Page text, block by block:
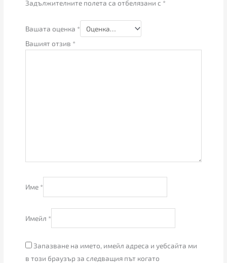
Задължителните полета са отбелязани с *
Вашата оценка *
Вашият отзив *
Име *
Имейл *
Запазване на името, имейл адреса и уебсайта ми
в този браузър за следващия път когато